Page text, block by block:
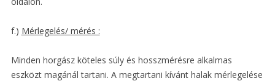
f.) Mérlegelés/ mérés :
Minden horgász köteles súly és hosszmérésre alkalmas
eszközt magánál tartani. A megtartani kívánt halak mérlegelése